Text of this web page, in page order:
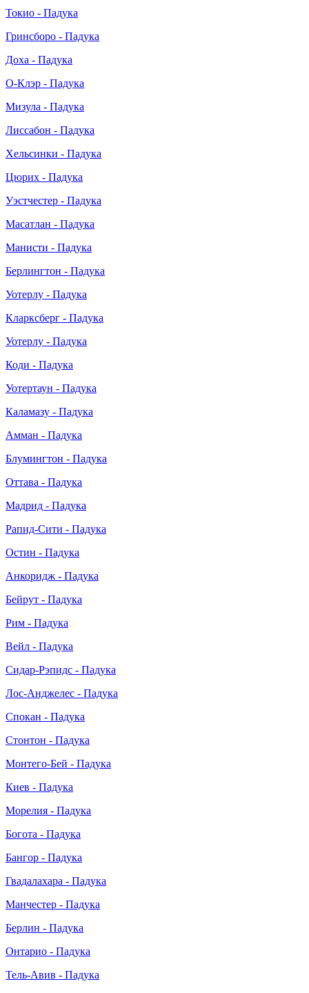
Токио - Падука
Гринсборо - Падука
Доха - Падука
О-Клэр - Падука
Мизула - Падука
Лиссабон - Падука
Хельсинки - Падука
Цюрих - Падука
Уэстчестер - Падука
Масатлан - Падука
Манисти - Падука
Берлингтон - Падука
Уотерлу - Падука
Кларксберг - Падука
Уотерлу - Падука
Коди - Падука
Уотертаун - Падука
Каламазу - Падука
Амман - Падука
Блумингтон - Падука
Оттава - Падука
Мадрид - Падука
Рапид-Сити - Падука
Остин - Падука
Анкоридж - Падука
Бейрут - Падука
Рим - Падука
Вейл - Падука
Сидар-Рэпидс - Падука
Лос-Анджелес - Падука
Спокан - Падука
Стонтон - Падука
Монтего-Бей - Падука
Киев - Падука
Морелия - Падука
Богота - Падука
Бангор - Падука
Гвадалахара - Падука
Манчестер - Падука
Берлин - Падука
Онтарио - Падука
Тель-Авив - Падука